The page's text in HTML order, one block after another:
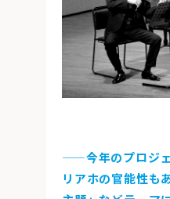
——今年のプロジ
リアホの官能性も